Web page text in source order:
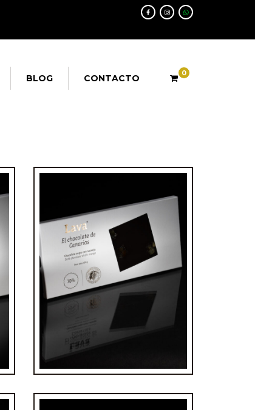
BLOG CONTACTO 0
Tableta chocolate Negro con
Naranja